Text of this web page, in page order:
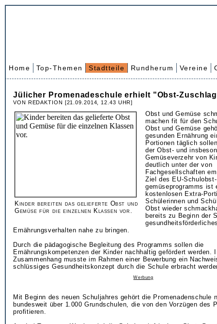
Home Top-Themen Stadtteile Rundherum Vereine
Jülicher Promenadeschule erhielt "Obst-
VON REDAKTION [21.09.2014, 12.43 UHR]
Kinder bereiten das gelieferte Obst und
Gemüse für die einzelnen Klassen vor.
Obst und Gemüse
machen fit für den
Obst und Gemüse
gesunden Ernährung
Portionen täglich
der Obst- und
Gemüseverzehr von
deutlich unter der von
Fachgesellschaften
Ziel des EU-
gemüseprogramms ist
kostenlosen Extra-
Schülerinnen und
Obst wieder
bereits zu Beginn der
Ernährungsverhalten nahe zu bringen.
Durch die pädagogische Begleitung des Programms sollen die
Ernährungskompetenzen der Kinder nachhaltig gefördert werden.
Zusammenhang musste im Rahmen einer Bewerbung ein
schlüssiges Gesundheitskonzept durch die Schule erbracht
Werbung
Mit Beginn des neuen Schuljahres gehört die Promenadenschule
bundesweit über 1.000 Grundschulen, die von den Vorzügen des
profitieren.